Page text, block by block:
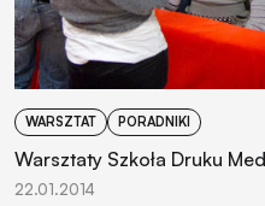
WARSZTAT PORADNIKI
Warsztaty Szkoła Druku
22.01.2014